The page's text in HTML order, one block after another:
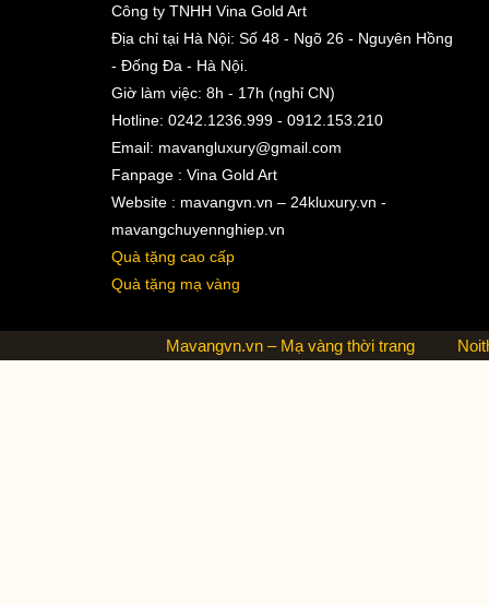
Công ty TNHH Vina Gold Art
Địa chỉ tại Hà Nội: Số 48 - Ngõ 26 - Nguyên Hồng
- Đống Đa - Hà Nội.
Giờ làm việc: 8h - 17h (nghỉ CN)
Hotline: 0242.1236.999 - 0912.153.210
Email: mavangluxury@gmail.com
Fanpage : Vina Gold Art
Website : mavangvn.vn – 24kluxury.vn -
mavangchuyennghiep.vn
Quà tặng cao cấp
Quà tặng mạ vàng
Mavangvn.vn – Mạ vàng thời trang